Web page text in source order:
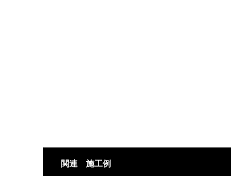
関連 施工例